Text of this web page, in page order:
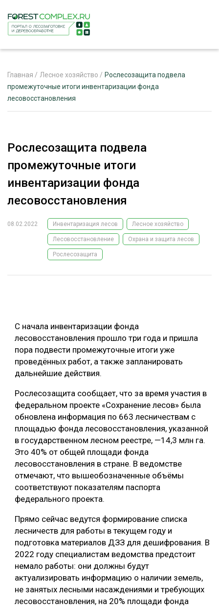
ЖУРНАЛ «ЛЕСНОЙ КОМПЛЕКС»
ЛЕСНОЕ ХОЗЯЙСТВО
ОБРАБОТКА ДРЕВЕСИНЫ
ЦИФРОВАЯ СРЕДА
ЦБП
КОМПЛЕКСНАЯ ПЕРЕРАБОТКА
ДЕРЕВЯННОЕ ДОМОСТРОЕНИЕ
БЕЗОПАСНОЕ ПРОИЗВОДСТВО
СУШКА ДРЕВЕСИНЫ
МЕБЕЛЬНОЕ ПРОИЗВОДСТВО
ЭКСПЕРТНОЕ МНЕНИЕ
Главная / Лесное хозяйство / Рослесозащита подвела
промежуточные итоги инвентаризации фонда
лесовосстановления
Рослесозащита подвела
промежуточные итоги
инвентаризации фонда
лесовосстановления
08.02.2022 Инвентаризация лесов Лесное хозяйство
Лесовосстановление Охрана и защита лесов
Рослесозащита
С начала инвентаризации фонда
лесовосстановления прошло три года и пришла
пора подвести промежуточные итоги уже
проведённых работ, а также запланировать
дальнейшие действия.
Рослесозащита сообщает, что за время участия в
федеральном проекте «Сохранение лесов» была
обновлена информация по 663 лесничествам с
площадью фонда лесовосстановления, указанной
в государственном лесном реестре, —14,3 млн га.
Это 40% от общей площади фонда
лесовосстановления в стране. В ведомстве
отмечают, что вышеобозначенные объёмы
соответствуют показателям паспорта
федерального проекта.
Прямо сейчас ведутся формирование списка
лесничеств для работы в текущем году и
подготовка материалов ДЗЗ для дешифрования. В
2022 году специалистам ведомства предстоит
немало работы: они должны будут
актуализировать информацию о наличии земель,
не занятых лесными насаждениями и требующих
лесовосстановления, на 20% площади фонда